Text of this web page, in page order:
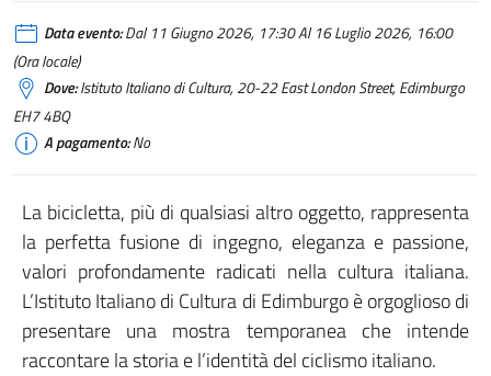
Data evento:Dal 11 Giugno 2026, 17:30 Al 16 Luglio 2026, 16:00
(Ora locale)
Dove:Istituto Italiano di Cultura, 20-22 East London Street, Edimburgo
EH7 4BQ
A pagamento:No
La bicicletta, più di qualsiasi altro oggetto, rappresenta
la perfetta fusione di ingegno, eleganza e passione,
valori profondamente radicati nella cultura italiana.
L’Istituto Italiano di Cultura di Edimburgo è orgoglioso di
presentare una mostra temporanea che intende
raccontare la storia e l’identità del ciclismo italiano.